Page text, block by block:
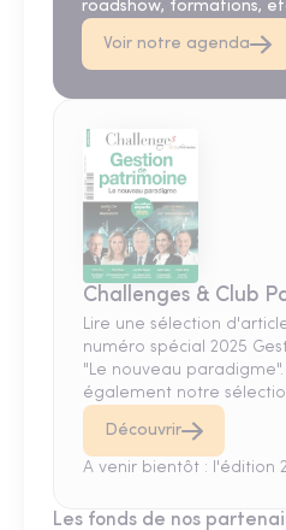
roadshow, formations,
Voir notre agenda
Challenges & Club
Lire une sélection
numéro spécial 2025
"Le nouveau
également notre
Découvrir
A venir bientôt : l'édition
Les fonds de nos